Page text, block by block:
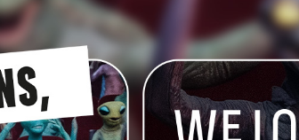
ze op zoek naar de
65 jaar. Deben Van Dam
Marc Goyens met
Onderaan vind
datum is 15 juni 2026.